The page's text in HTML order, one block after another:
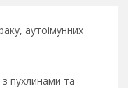
аутоімунних
пухлинами та